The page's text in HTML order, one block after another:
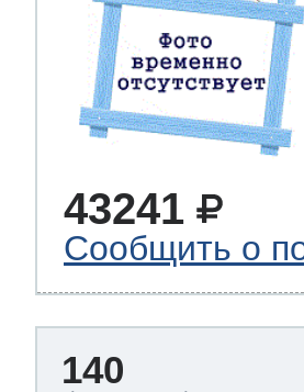
43241
Сообщить о
140